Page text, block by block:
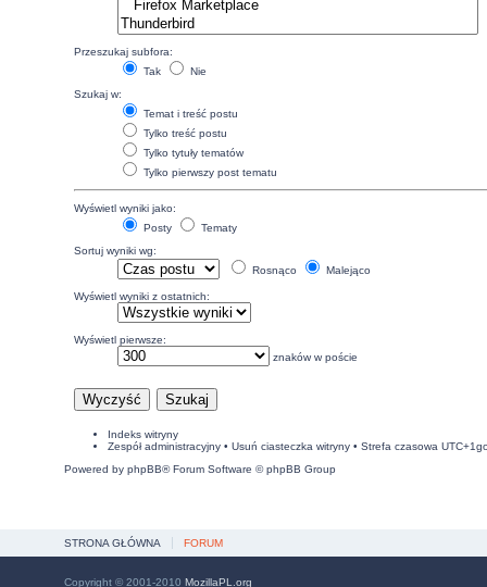
Przeszukaj subfora:
Tak
Nie
Szukaj w:
Temat i treść postu
Tylko treść postu
Tylko tytuły tematów
Tylko pierwszy post tematu
Wyświetl wyniki jako:
Posty
Tematy
Sortuj wyniki wg:
Rosnąco
Malejąco
Wyświetl wyniki z ostatnich:
Wyświetl pierwsze:
znaków w poście
Indeks witryny
Zespół administracyjny• Usuń ciasteczka witryny• Strefa czasowa
Powered by phpBB® Forum Software © phpBB Group
STRONA GŁÓWNA FORUM
Copyright © 2001-2010 MozillaPL.org